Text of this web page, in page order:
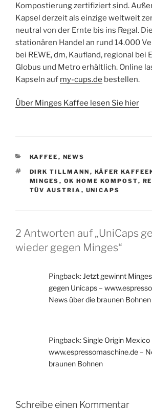
Kompostierung zertifiziert sind.
Kapsel derzeit als einzige weltweit
neutral von der Ernte bis ins Regal.
stationären Handel an rund 14.000
bei REWE, dm, Kaufland, regional bei
Globus und Metro erhältlich. Online
Kapseln auf my-cups.de bestellen.
Über Minges Kaffee lesen Sie hier
KATEGORIEN
KAFFEE , NEWS
SCHLAGWÖRTER
DIRK TILLMANN , KÄFER
MINGES , OK HOME KOMPOST,
TÜV AUSTRIA , UNICAPS
2 Antworten auf „UniCaps
wieder gegen Minges“
Pingback: Jetzt gewinnt
gegen Unicaps –
News über die braunen Bohnen
Pingback:Single Origin
www.espressomaschine.de –
braunen Bohnen
Schreibe einen Kommentar